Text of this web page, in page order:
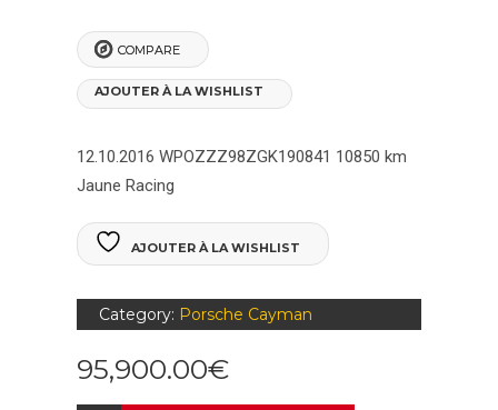
COMPARE
AJOUTER À LA WISHLIST
12.10.2016 WPOZZZ98ZGK190841 10850 km
Jaune Racing
AJOUTER À LA WISHLIST
Category: Porsche Cayman
95,900.00€